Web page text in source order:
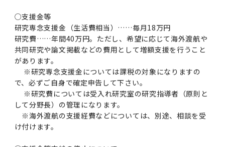
○支援金等
研究専念支援金（生活費相当）……毎月18万円
研究費……年間40万円。ただし、希望に応じて海外渡航や
共同研究や論文掲載などの費用として増額支援を行うこと
があります。
※研究専念支援金については課税の対象になりますの
で、必ずご自身で確定申告して下さい。
※研究費については受入れ研究室の研究指導者（原則と
して分野長）の管理になります。
※海外渡航の支援経費などについては、別途、相談を受
け付けます。